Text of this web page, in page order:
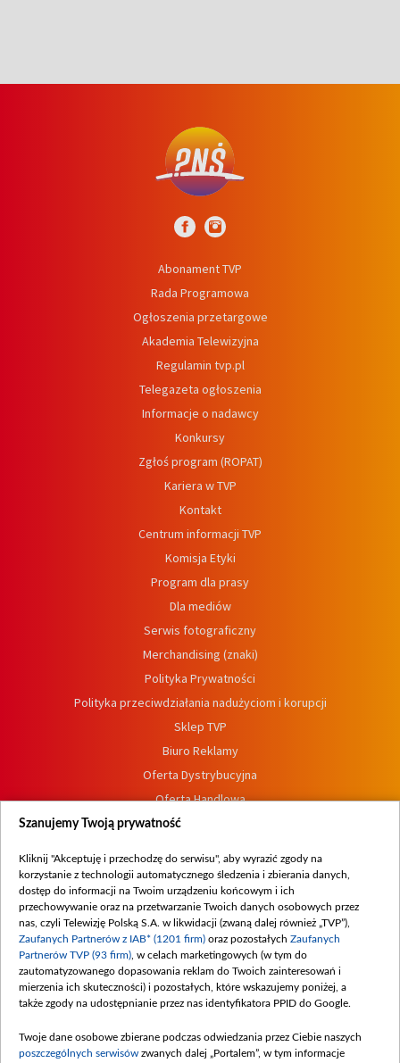
Abonament TVP
Rada Programowa
Ogłoszenia przetargowe
Akademia Telewizyjna
Regulamin tvp.pl
Telegazeta ogłoszenia
Informacje o nadawcy
Konkursy
Zgłoś program (ROPAT)
Kariera w TVP
Kontakt
Centrum informacji TVP
Komisja Etyki
Program dla prasy
Dla mediów
Serwis fotograficzny
Merchandising (znaki)
Polityka Prywatności
Polityka przeciwdziałania nadużyciom i korupcji
Sklep TVP
Biuro Reklamy
Oferta Dystrybucyjna
Oferta Handlowa
Dostępność
Procedura zgłoszeń wewnętrznych
Szanujemy Twoją prywatność
Kliknij "Akceptuję i przechodzę do serwisu", aby wyrazić zgody na
korzystanie z technologii automatycznego śledzenia i zbierania danych,
dostęp do informacji na Twoim urządzeniu końcowym i ich
przechowywanie oraz na przetwarzanie Twoich danych osobowych przez
nas, czyli Telewizję Polską S.A. w likwidacji (zwaną dalej również „TVP”),
Zaufanych Partnerów z IAB* (1201 firm) oraz pozostałych Zaufanych
Partnerów TVP (93 firm) , w celach marketingowych (w tym do
zautomatyzowanego dopasowania reklam do Twoich zainteresowań i
mierzenia ich skuteczności) i pozostałych, które wskazujemy poniżej, a
także zgody na udostępnianie przez nas identyfikatora PPID do Google.
Twoje dane osobowe zbierane podczas odwiedzania przez Ciebie naszych
poszczególnych serwisów zwanych dalej „Portalem”, w tym informacje